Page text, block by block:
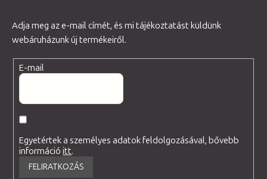
Adja meg az e-mail címét, és mi tájékoztatást küldünk
webáruházunk új termékeiről.
E-mail
Egyetértek a személyes adatok feldolgozásával, bővebb
információitt.
FELIRATKOZÁS